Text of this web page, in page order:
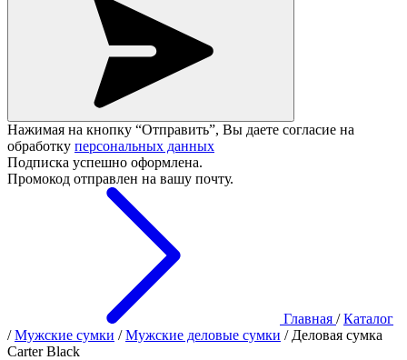
Нажимая на кнопку “Отправить”, Вы даете согласие на
обработку персональных данных
Подписка успешно оформлена.
Промокод отправлен на вашу почту.
Главная / Каталог
/ Мужские сумки / Мужские деловые сумки / Деловая сумка
Carter Black